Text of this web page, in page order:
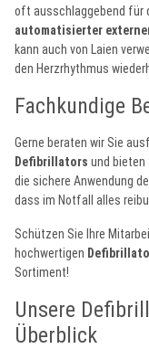
oft ausschlaggebend für
automatisierter
kann auch von Laien
den Herzrhythmus
Fachkundige
Gerne beraten wir Sie
Defibrillators und bieten
die sichere Anwendung
dass im Notfall alles
Schützen Sie Ihre
hochwertigen
Sortiment!
Unsere
Überblick